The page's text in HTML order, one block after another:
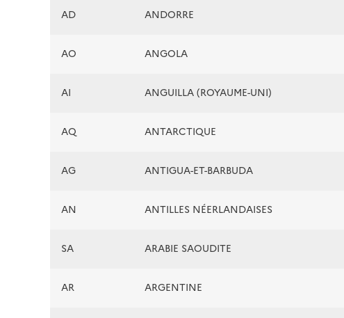
AD ANDORRE
AO ANGOLA
AI ANGUILLA (ROYAUME-UNI)
AQ ANTARCTIQUE
AG ANTIGUA-ET-BARBUDA
AN ANTILLES NÉERLANDAISES
SA ARABIE SAOUDITE
AR ARGENTINE